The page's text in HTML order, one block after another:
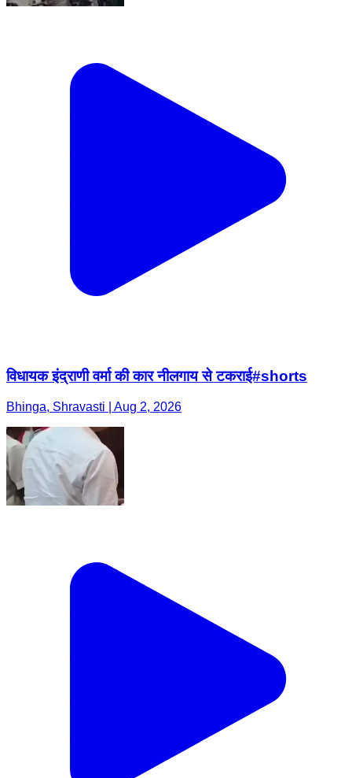
विधायक इंद्राणी वर्मा की कार नीलगाय से टकराई#shorts
Bhinga, Shravasti | Aug 2, 2026